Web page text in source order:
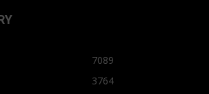
7089
3764